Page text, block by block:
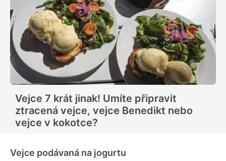
Vejce 7 krát jinak! Umíte připravit
ztracená vejce, vejce Benedikt nebo
vejce v kokotce?
Vejce podávaná na jogurtu